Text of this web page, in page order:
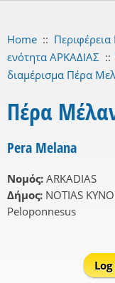
Home ::
ενότητα ΑΡΚΑΔΙΑΣ ::
διαμέρισμα Πέρα
Πέρα
Pera Melana
Νομός: ARKADIAS
Δήμος: NOTIAS
Peloponnesus